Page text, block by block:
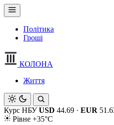
Політика
Гроші
КОЛОНА
Життя
Курс НБУ USD 44.69 · EUR
Рівне +35°C